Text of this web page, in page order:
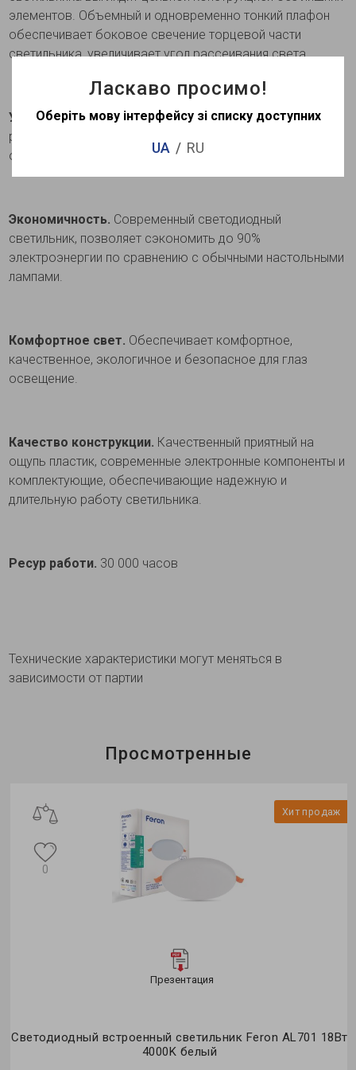
элементов. Объемный и одновременно тонкий плафон
обеспечивает боковое свечение торцевой части
светильника, увеличивает угол рассеивания света.
Удобство монтажа.Модель оборудована механизмом
регулирования встроенного размера светильника. Это
обеспечивает максимальное удобство монтажа.
Экономичность. Современный светодиодный
светильник, позволяет сэкономить до 90%
электроэнергии по сравнению с обычными настольными
лампами.
Комфортное свет. Обеспечивает комфортное,
качественное, экологичное и безопасное для глаз
освещение.
Качество конструкции. Качественный приятный на
ощупь пластик, современные электронные компоненты и
комплектующие, обеспечивающие надежную и
длительную работу светильника.
Ресур работи. 30 000 часов
Технические характеристики могут меняться в
зависимости от партии
Просмотренные
Хит продаж
Презентация
Светодиодный встроенный светильник Feron AL701 18Вт
4000K белый
0
Ласкаво просимо!
Оберіть мову інтерфейсу зі списку доступних
UA RU